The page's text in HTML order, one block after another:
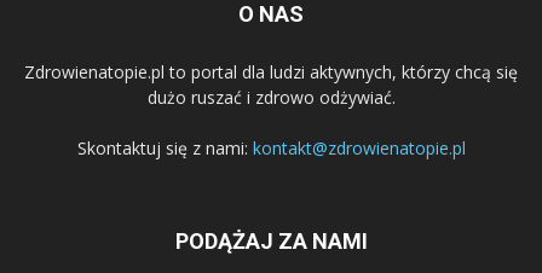
O NAS
Zdrowienatopie.pl to portal dla ludzi aktywnych, którzy chcą się
dużo ruszać i zdrowo odżywiać.
Skontaktuj się z nami: kontakt@zdrowienatopie.pl
PODĄŻAJ ZA NAMI